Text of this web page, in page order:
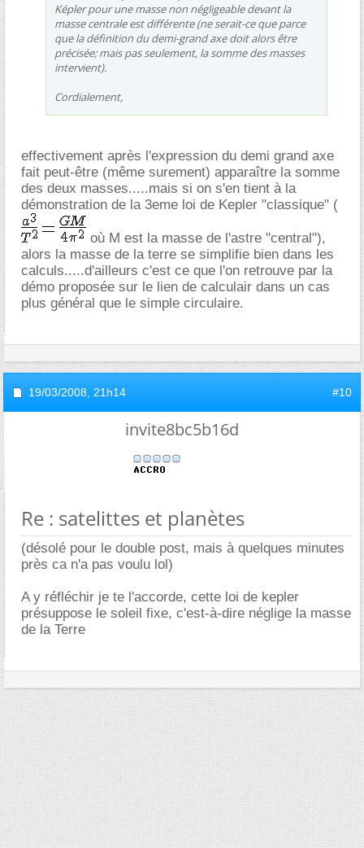
Képler pour une masse non négligeable devant la
masse centrale est différente (ne serait-ce que parce
que la définition du demi-grand axe doit alors être
précisée; mais pas seulement, la somme des masses
intervient).
Cordialement,
effectivement après l'expression du demi grand axe
fait peut-être (même surement) apparaître la somme
des deux masses.....mais si on s'en tient à la
démonstration de la 3eme loi de Kepler "classique" (
où M est la masse de l'astre "central"),
alors la masse de la terre se simplifie bien dans les
calculs.....d'ailleurs c'est ce que l'on retrouve par la
démo proposée sur le lien de calculair dans un cas
plus général que le simple circulaire.
19/03/2008, 21h14 #10
invite8bc5b16d
Re : satelittes et planètes
(désolé pour le double post, mais à quelques minutes
près ca n'a pas voulu lol)
A y réfléchir je te l'accorde, cette loi de kepler
présuppose le soleil fixe, c'est-à-dire néglige la masse
de la Terre